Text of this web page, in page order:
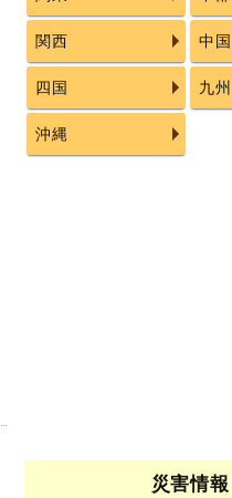
関西 中国
四国 九州
沖縄
災害情報